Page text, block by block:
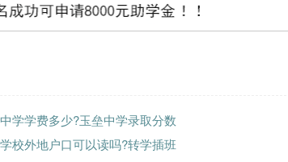
学学费多少?玉垒中学录取分数
校外地户口可以读吗?转学插班